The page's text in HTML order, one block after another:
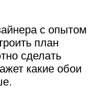
с опытом
план
сделать
какие обои